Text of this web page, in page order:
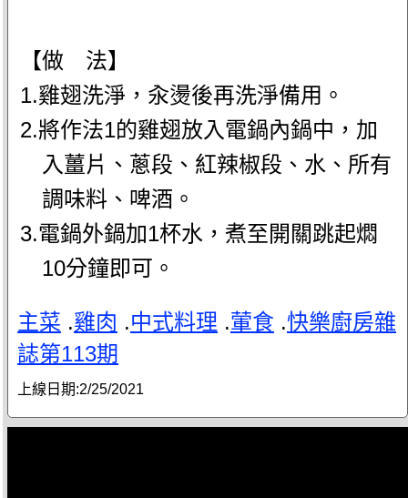
【做 法】
1.雞翅洗淨，汆燙後再洗淨備用。
2.將作法1的雞翅放入電鍋內鍋中，加
入薑片、蔥段、紅辣椒段、水、所有
調味料、啤酒。
3.電鍋外鍋加1杯水，煮至開關跳起燜
10分鐘即可。
主菜 .雞肉 .中式料理 .葷食 .快樂廚房雜
誌第113期
上線日期:2/25/2021